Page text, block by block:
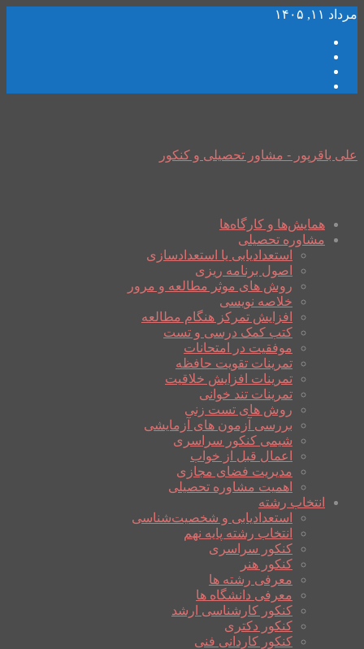
مرداد ۱۱, ۱۴۰۵
علی باقرپور - مشاور تحصیلی و کنکور
همایش‌ها و کارگاه‌ها
مشاوره تحصیلی
استعدادیابی یا استعدادسازی
اصول برنامه ریزی
روش های موثر مطالعه و مرور
خلاصه نویسی
افزایش تمرکز هنگام مطالعه
کتب کمک درسی و تست
موفقیت در امتحانات
تمرینات تقویت حافظه
تمرینات افزایش خلاقیت
تمرینات تند خوانی
روش های تست زنی
بررسی آزمون های آزمایشی
شیمی کنکور سراسری
اعمال قبل از خواب
مدیریت فضای مجازی
اهمیت مشاوره تحصیلی
انتخاب رشته
استعدادیابی و شخصیت‌شناسی
انتخاب رشته پایه نهم
کنکور سراسری
کنکور هنر
معرفی رشته ها
معرفی دانشگاه ها
کنکور کارشناسی ارشد
کنکور دکتری
کنکور کاردانی فنی